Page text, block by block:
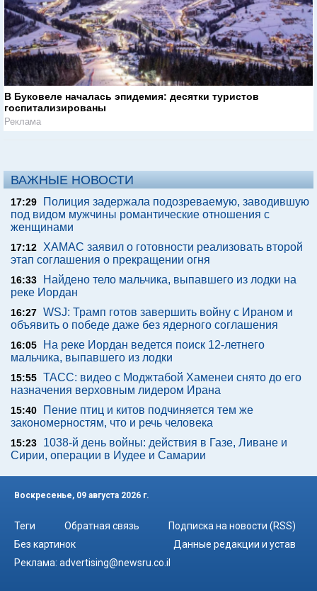
В Буковеле началась эпидемия: десятки туристов
госпитализированы
Реклама
ВАЖНЫЕ НОВОСТИ
17:29
Полиция задержала подозреваемую, заводившую
под видом мужчины романтические отношения с
женщинами
17:12 ХАМАС заявил о готовности реализовать второй
этап соглашения о прекращении огня
16:33
Найдено тело мальчика, выпавшего из лодки на
реке Иордан
16:27 WSJ: Трамп готов завершить войну с Ираном и
объявить о победе даже без ядерного соглашения
16:05
На реке Иордан ведется поиск 12-летнего
мальчика, выпавшего из лодки
15:55 ТАСС: видео с Моджтабой Хаменеи снято до его
назначения верховным лидером Ирана
15:40
Пение птиц и китов подчиняется тем же
закономерностям, что и речь человека
15:23
1038-й день войны: действия в Газе, Ливане и
Сирии, операции в Иудее и Самарии
Воскресенье, 09 августа 2026 г.
Теги Обратная связь
Подписка на новости (RSS)
Без картинок
Данные редакции и устав
Реклама: advertising@newsru.co.il